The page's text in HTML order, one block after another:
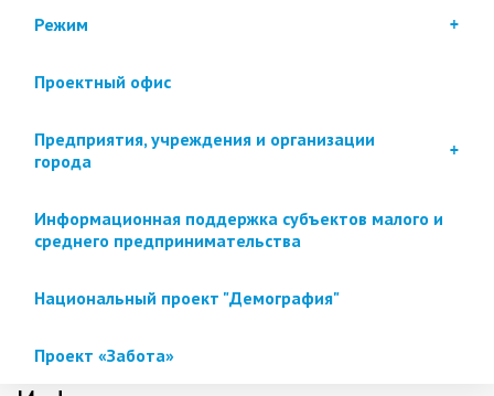
Режим
Проектный офис
Предприятия, учреждения и организации
города
Информационная поддержка субъектов малого и
среднего предпринимательства
Национальный проект "Демография"
Проект «Забота»